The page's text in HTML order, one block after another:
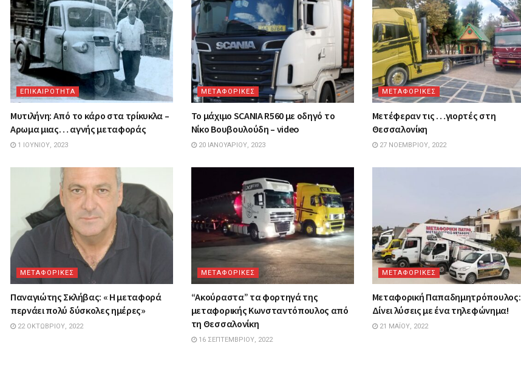
ΕΠΙΚΑΙΡΟΤΗΤΑ
Μυτιλήνη: Από το κάρο στα τρίκυκλα –
Αρωμα μιας… αγνής μεταφοράς
1 ΙΟΥΝΊΟΥ, 2023
ΜΕΤΑΦΟΡΙΚΕΣ
Το μάχιμο SCANIA R560 με οδηγό το
Νίκο Βουβουλούδη – video
20 ΙΑΝΟΥΑΡΊΟΥ, 2023
ΜΕΤΑΦΟΡΙΚΕΣ
Μετέφεραν τις …γιορτές στη
Θεσσαλονίκη
27 ΝΟΕΜΒΡΊΟΥ, 2022
ΜΕΤΑΦΟΡΙΚΕΣ
Παναγιώτης Σκλήβας: « Η μεταφορά
περνάει πολύ δύσκολες ημέρες»
22 ΟΚΤΩΒΡΊΟΥ, 2022
ΜΕΤΑΦΟΡΙΚΕΣ
“Ακούραστα” τα φορτηγά της
μεταφορικής Κωνσταντόπουλος από
τη Θεσσαλονίκη
16 ΣΕΠΤΕΜΒΡΊΟΥ, 2022
ΜΕΤΑΦΟΡΙΚΕΣ
Mεταφορική Παπαδημητρόπουλος:
Δίνει λύσεις με ένα τηλεφώνημα!
21 ΜΑΪ́ΟΥ, 2022